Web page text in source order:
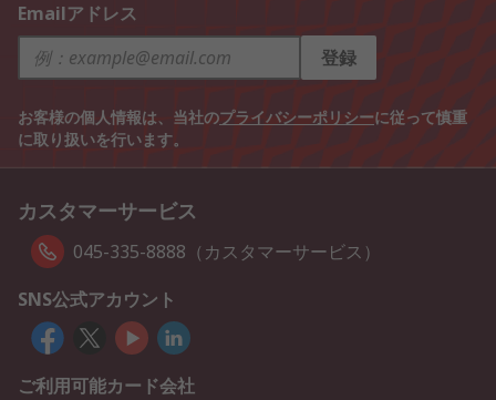
Emailアドレス
登録
お客様の個人情報は、当社のプライバシーポリシーに従って慎重
に取り扱いを行います。
カスタマーサービス
045-335-8888（カスタマーサービス）
SNS公式アカウント
ご利用可能カード会社